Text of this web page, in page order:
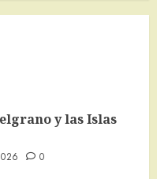
y las Islas
0